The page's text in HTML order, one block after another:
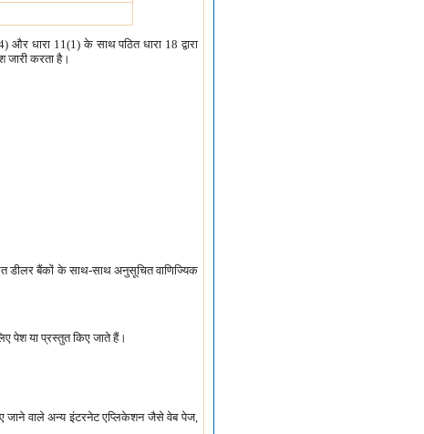
धारा 11(1) के साथ पठित धारा 18 द्वारा
जारी करता है।
डीलर बैंकों के साथ-साथ अनुसूचित वाणिज्यिक
पेश या प्रस्तुत किए जाते हैं।
जाने वाले अन्य इंटरनेट एप्लिकेशन जैसे वेब पेज,